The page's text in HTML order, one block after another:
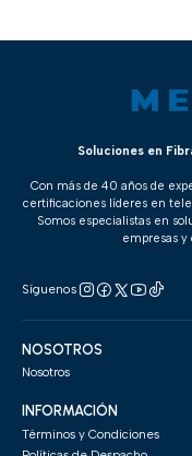
Soluciones en
Con más de 40 años de
certificaciones líderes en
Somos especialistas en
empresas y
Síguenos
NOSOTROS
Nosotros
INFORMACIÓN
Términos y Condiciones